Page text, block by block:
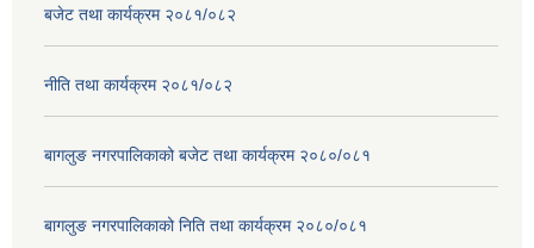
बजेट तथा कार्यक्रम २०८१/०८२
नीति तथा कार्यक्रम २०८१/०८२
बागलुङ नगरपालिकाको बजेट तथा कार्यक्रम २०८०/०८१
बागलुङ नगरपालिकाको निति तथा कार्यक्रम २०८०/०८१